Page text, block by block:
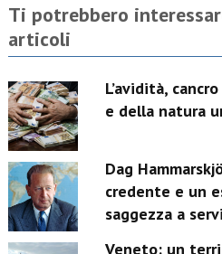
Ti potrebbero
articoli
L’avidità,
e della natura
Dag
credente e un
saggezza a
Veneto: un